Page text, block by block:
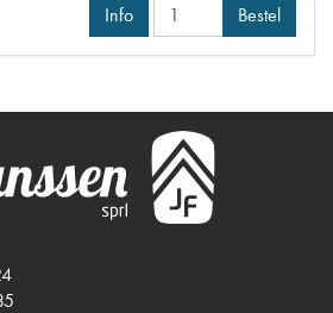
Info Bestel